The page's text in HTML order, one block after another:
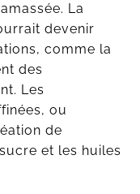
La
devenir
comme la
des
Les
ou
de
et les huiles